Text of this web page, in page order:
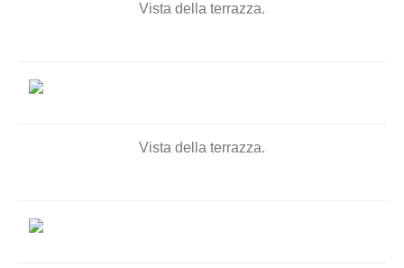
Vista della terrazza.
Vista della terrazza.